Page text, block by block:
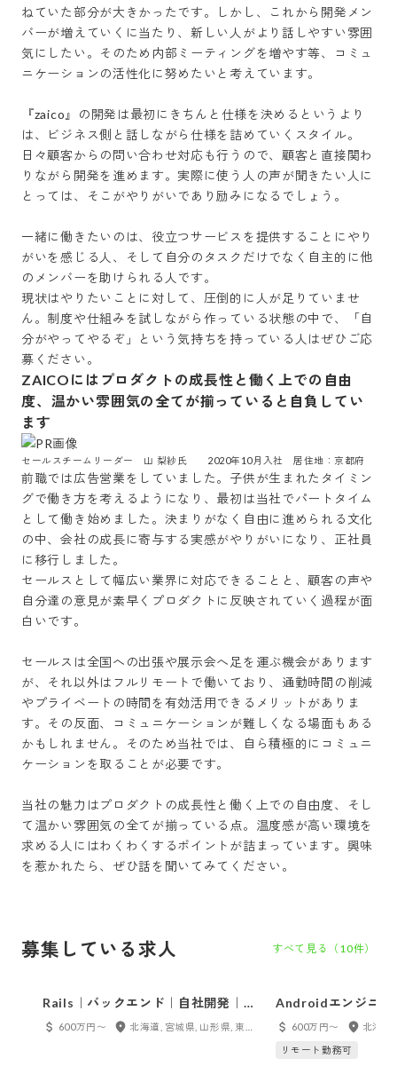
ねていた部分が大きかったです。しかし、これから開発メン
バーが増えていくに当たり、新しい人がより話しやすい雰囲
気にしたい。そのため内部ミーティングを増やす等、コミュ
ニケーションの活性化に努めたいと考えています。
『zaico』の開発は最初にきちんと仕様を決めるというより
は、ビジネス側と話しながら仕様を詰めていくスタイル。
日々顧客からの問い合わせ対応も行うので、顧客と直接関わ
りながら開発を進めます。実際に使う人の声が聞きたい人に
とっては、そこがやりがいであり励みになるでしょう。
一緒に働きたいのは、役立つサービスを提供することにやり
がいを感じる人、そして自分のタスクだけでなく自主的に他
のメンバーを助けられる人です。
現状はやりたいことに対して、圧倒的に人が足りていませ
ん。制度や仕組みを試しながら作っている状態の中で、「自
分がやってやるぞ」という気持ちを持っている人はぜひご応
募ください。
ZAICOにはプロダクトの成長性と働く上での自由
度、温かい雰囲気の全てが揃っていると自負してい
ます
セールスチームリーダー　山 梨紗氏　　2020年10月入社　居住地：京都府
前職では広告営業をしていました。子供が生まれたタイミン
グで働き方を考えるようになり、最初は当社でパートタイム
として働き始めました。決まりがなく自由に進められる文化
の中、会社の成長に寄与する実感がやりがいになり、正社員
に移行しました。
セールスとして幅広い業界に対応できることと、顧客の声や
自分達の意見が素早くプロダクトに反映されていく過程が面
白いです。
セールスは全国への出張や展示会へ足を運ぶ機会があります
が、それ以外はフルリモートで働いており、通勤時間の削減
やプライベートの時間を有効活用できるメリットがありま
す。その反面、コミュニケーションが難しくなる場面もある
かもしれません。そのため当社では、自ら積極的にコミュニ
ケーションを取ることが必要です。
当社の魅力はプロダクトの成長性と働く上での自由度、そし
て温かい雰囲気の全てが揃っている点。温度感が高い環境を
求める人にはわくわくするポイントが詰まっています。興味
募集している求人 すべて見る（ 10件）
Rails｜バックエンド｜自社開発｜AI
駆動開発｜国内フルリモート｜フレ
600万円〜
Androidエンジニア
国内フルリモート
Kotlin
600万円〜
リモート勤務可